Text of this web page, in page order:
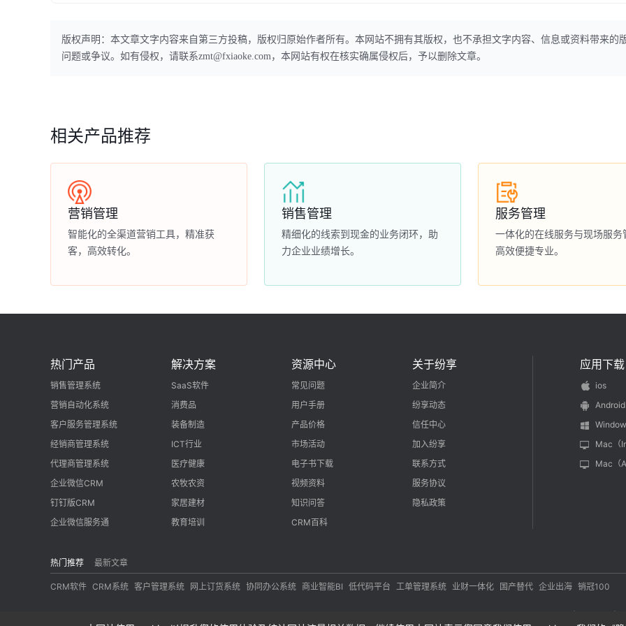
版权声明：本文章文字内容来自第三方投稿，版权归原始作者所有。本网站不拥有其版权，也不承担文字内容、信息或资料带来的
问题或争议。如有侵权，请联系zmt@fxiaoke.com，本网站有权在核实确属侵权后，予以删除文章。
相关产品推荐
营销管理
智能化的全渠道营销工具，精准获
客，高效转化。
销售管理
精细化的线索到现金的业务闭环，助
力企业业绩增长。
服务管理
一体化的在线服务与现场服务
高效便捷专业。
热门产品
销售管理系统
营销自动化系统
客户服务管理系统
经销商管理系统
代理商管理系统
企业微信CRM
钉钉版CRM
企业微信服务通
解决方案
SaaS软件
消费品
装备制造
ICT行业
医疗健康
农牧农资
家居建材
教育培训
资源中心
常见问题
用户手册
产品价格
市场活动
电子书下载
视频资料
知识问答
CRM百科
关于纷享
企业简介
纷享动态
信任中心
加入纷享
联系方式
服务协议
隐私政策
应用下载
ios
Android
Mac（
Mac（
热门推荐 最新文章
CRM软件 CRM系统 客户管理系统 网上订货系统 协同办公系统 商业智能BI 低代码平台 工单管理系统 业财一体化 国产替代 企业出海 销冠100